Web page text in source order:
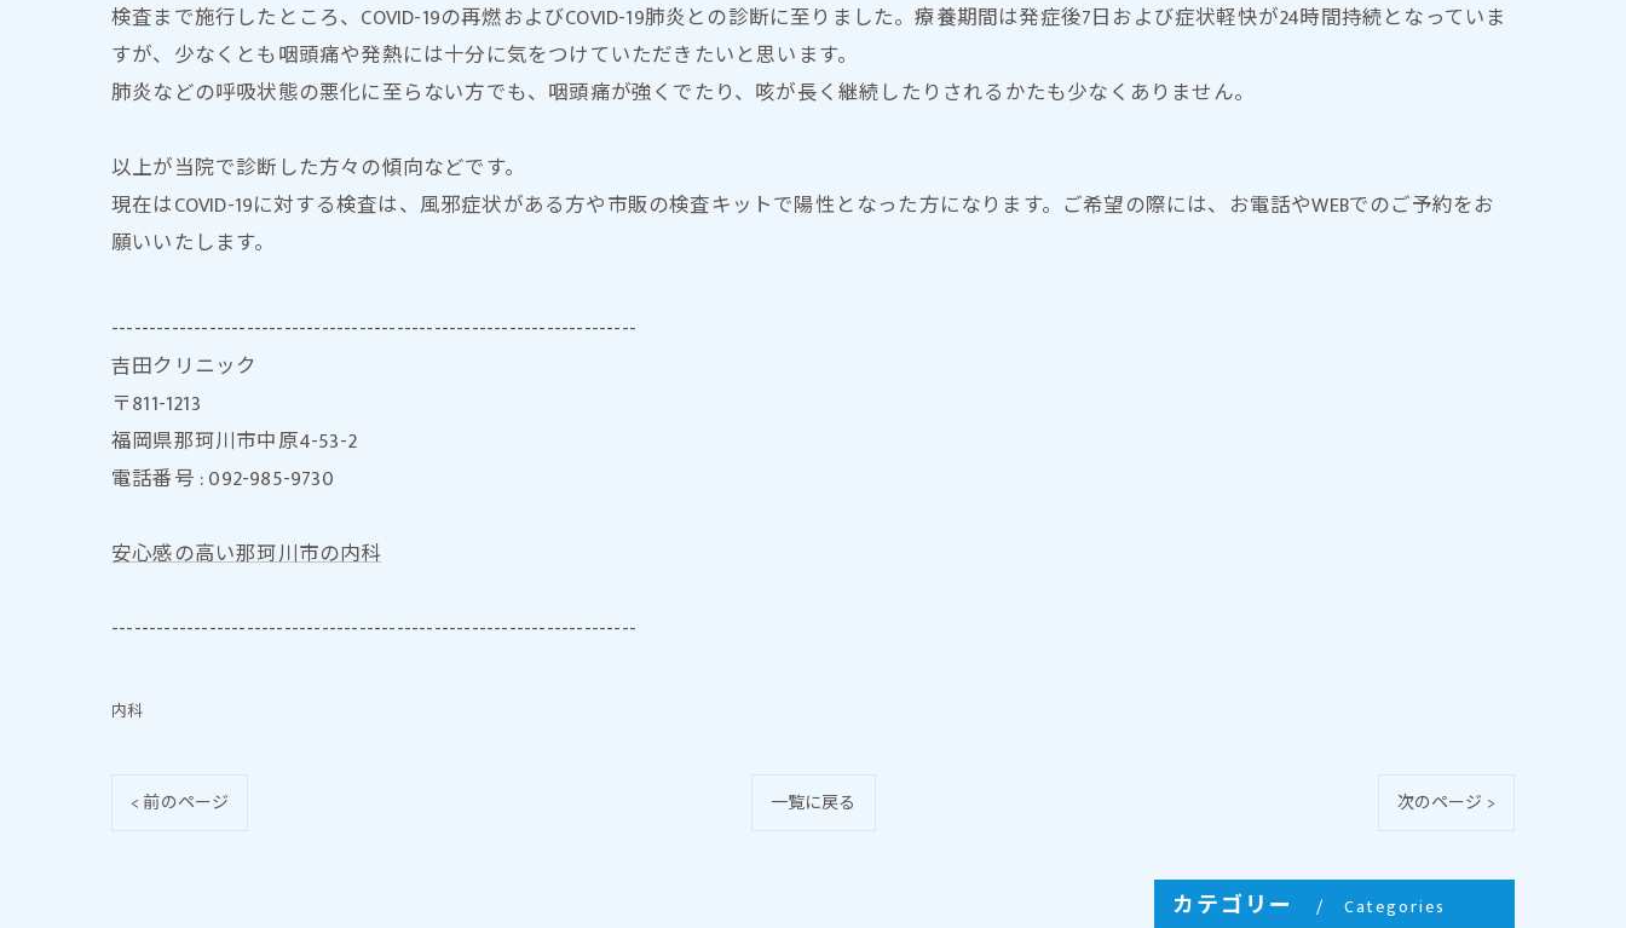
検査まで施行したところ、COVID-19の再燃およびCOVID-19肺炎との診断に至りました。療養期間は発症後7日および症状軽快が24時間持続となっていま
すが、少なくとも咽頭痛や発熱には十分に気をつけていただきたいと思います。
肺炎などの呼吸状態の悪化に至らない方でも、咽頭痛が強くでたり、咳が長く継続したりされるかたも少なくありません。
以上が当院で診断した方々の傾向などです。
現在はCOVID-19に対する検査は、風邪症状がある方や市販の検査キットで陽性となった方になります。ご希望の際には、お電話やWEBでのご予約をお
願いいたします。
----------------------------------------------------------------------
吉田クリニック
〒811-1213
福岡県那珂川市中原4-53-2
電話番号 : 092-985-9730
安心感の高い那珂川市の内科
----------------------------------------------------------------------
内科
< 前のページ 一覧に戻る 次のページ >
カテゴリー Categories